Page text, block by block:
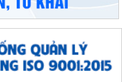
khu Cát Hải đối thoại trực tiếp